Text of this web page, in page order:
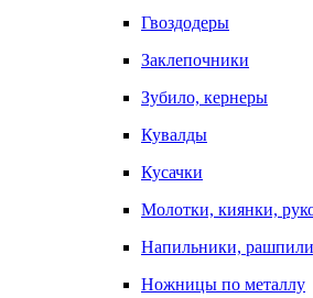
Гвоздодеры
Заклепочники
Зубило, кернеры
Кувалды
Кусачки
Молотки, киянки,
Напильники,
Ножницы по металлу